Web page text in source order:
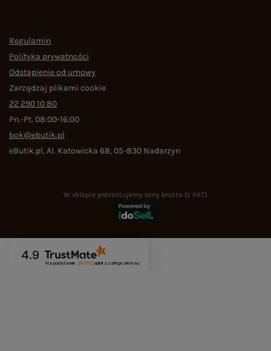
Regulamin
Polityka prywatności
Odstąpienie od umowy
Zarządzaj plikami cookie
22 290 10 80
Pn.-Pt. 08:00-16:00
bok@ebutik.pl
eButik.pl,Al. Katowicka 68,05-830 Nadarzyn
W sklepie prezentujemy ceny brutto (z VAT).
4.9
Na podstawie 29 732opinii z całego okresu